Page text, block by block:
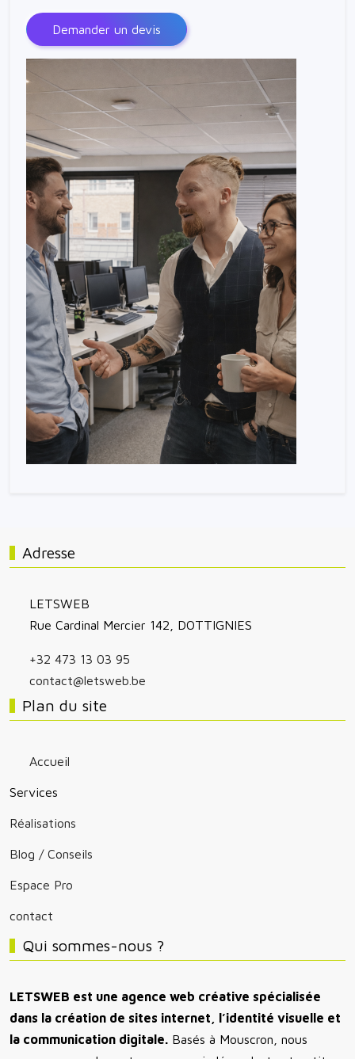
Demander un devis
Adresse
LETSWEB
Rue Cardinal Mercier 142, DOTTIGNIES
+32 473 13 03 95
contact@letsweb.be
Plan du site
Accueil
Services
Réalisations
Blog / Conseils
Espace Pro
contact
Qui sommes-nous ?
LETSWEB est une agence web créative spécialisée
dans la création de sites internet, l’identité visuelle et
la communication digitale. Basés à Mouscron, nous